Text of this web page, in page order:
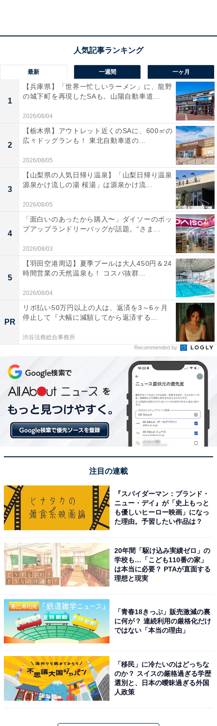
振込用の店名・預金種目・口座番号を調べる方法
画像：ゆうちょ銀行のホームページより
振込用の店名・預金種目・口座番号を調べるには、郵貯
銀行のサイトを利用します。「
お金を受け取るには（他の金融機関→郵貯銀行口座への
振込）
」にある「記号番号から振り込み用の店名、預金種目、
口座番号を調べる」をクリックします。
画像：ゆうちょ銀行のホームページより
すると口座の記号や番号を入力する場所が出てくるの
や番号を入力します。入力が終わったら入力内容の確認
をクリックし、間違いがなければ番号を表示します。
よって、他銀行からの送金ができるようになります。銀
行の窓口では丁寧に教えてくれるかもしれませんが、ネ
ット銀行からの送金になると、自分で調べなければなり
また普段はゆうちょ銀行以外の金融機関同士の振込を利
用していると、ゆうちょ銀行への送金が一般的な銀行間
最新 一週間 一ヶ月
1
【兵庫県】「世界一忙しいラーメン」に、龍野
の城下町を再現したSAも。山陽自動車道...
2026/08/04
2
【栃木県】アウトレット近くのSAに、600㎡の
広々ドッグランも！ 東北自動車道の...
2026/08/05
3
【山梨県の人気日帰り温泉】「山梨日帰り温泉
源泉かけ流しの湯 桜湯」は源泉かけ流...
2026/08/05
4
「面白いのあったから購入〜」ダイソーのポッ
プアップランドリーバッグが話題。“さま...
2026/08/03
5
【羽田空港周辺】夏季プールは大人450円＆24
時間営業の天然温泉も！ コスパ抜群...
2026/08/04
PR
リボ払い50万円以上の人は、返済を3～6ヶ月
停止して『大幅に減額してから返済する...
渋谷法務総合事務所
Recommended by
注目の連載
『スパイダーマン：ブランド・
ニュー・デイ』が「史上もっと
も優しいヒーロー映画」になっ
た理由。予習したい作品は？
20年間「駆け込み実績ゼロ」の
学校も…「こども110番の家」
は本当に必要？ PTAが直面する
理想と現実
「青春18きっぷ」販売激減の裏
に何が？ 連続利用の厳格化だけ
ではない「本当の理由」
「移民」に冷たいのはどっちな
のか？ スイスの厳格過ぎる学歴
選別と、日本の曖昧過ぎる外国
人政策